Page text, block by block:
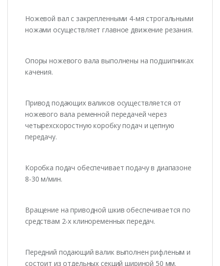
Ножевой вал с закрепленными 4-мя строгальными
ножами осуществляет главное движение резания.
Опоры ножевого вала выполнены на подшипниках
качения.
Привод подающих валиков осуществляется от
ножевого вала ременной передачей через
четырехскоростную коробку подач и цепную
передачу.
Коробка подач обеспечивает подачу в диапазоне
8-30 м/мин.
Вращение на приводной шкив обеспечивается по
средствам 2-х клиноременных передач.
Передний подающий валик выполнен рифленым и
состоит из отдельных секций шириной 50 мм.